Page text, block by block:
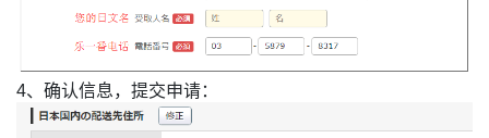
4、确认信息，提交申请：